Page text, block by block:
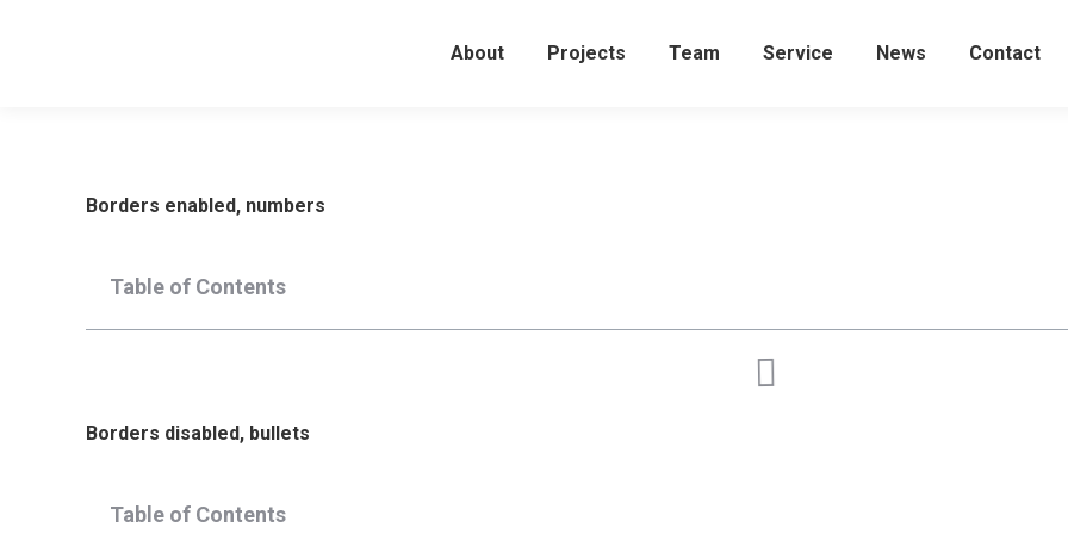
About Projects Team Service News Contact
Borders enabled, numbers
Table of Contents
Borders disabled, bullets
Table of Contents